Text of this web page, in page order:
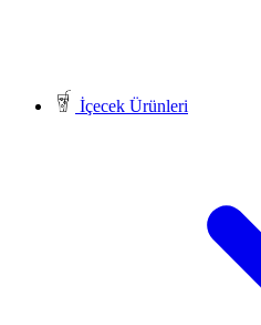
İçecek Ürünleri